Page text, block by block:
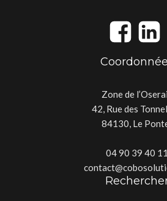
Zone de
42, Rue des
84130, Le
04 90 39 40 11